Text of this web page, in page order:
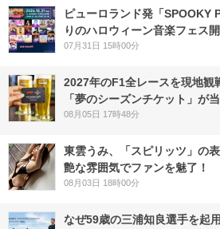
ピューロランド発「SPOOKY
りのハロウィーン音楽フェス
07月31日 15時00分
2027年のF1全レースを現地観
「夢のシーズンチケット」が
08月05日 17時48分
東雲うみ、「スピリッツ」の
艶な雰囲気でファンを魅了！
08月03日 18時00分
なぜ59歳の三浦知良選手を起